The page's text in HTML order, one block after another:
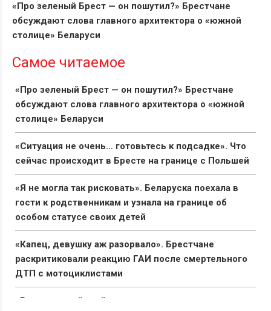
«Про зеленый Брест — он пошутил?» Брестчане
обсуждают слова главного архитектора о «южной
столице» Беларуси
Самое читаемое
«Про зеленый Брест — он пошутил?» Брестчане
обсуждают слова главного архитектора о «южной
столице» Беларуси
«Ситуация не очень… готовьтесь к подсадке». Что
сейчас происходит в Бресте на границе с Польшей
«Я не могла так рисковать». Беларуска поехала в
гости к родственникам и узнала на границе об
особом статусе своих детей
«Капец, девушку аж разорвало». Брестчане
раскритиковали реакцию ГАИ после смертельного
ДТП с мотоциклистами
«Вымирающий край со стареющим населением».